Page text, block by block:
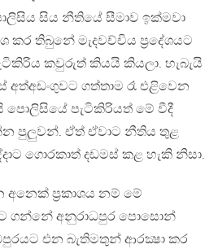
සිය නීතියේ සීමාව ඉක්මවා
කර තිබුනේ මැදවච්චිය ප්‍රදේශයට
කවුරුත් කියයි කියලා. හැබැයි
ගත්තාම රෑ එළිවෙන
පොලිසියේ පැටිකිරියත් මේ වීදී
පුලුවන්. ඒත් ඒවාට නීතිය තුළ
ගොරකාත් දඩමස් කළ හැකි නිසා.
ප්‍රකාශය නම් මේ
ගන්නේ අනුරාධපුර පොසොන්
එන බැතිමතුන් ආරක්‍ෂා කර